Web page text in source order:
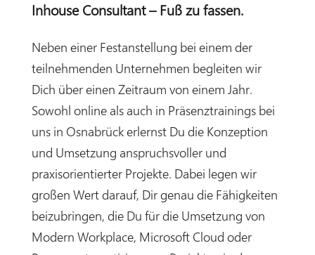
Inhouse Consultant – Fuß zu fassen.
Neben einer Festanstellung bei einem der
teilnehmenden Unternehmen begleiten wir
Dich über einen Zeitraum von einem Jahr.
Sowohl online als auch in Präsenztrainings bei
uns in Osnabrück erlernst Du die Konzeption
und Umsetzung anspruchsvoller und
praxisorientierter Projekte. Dabei legen wir
großen Wert darauf, Dir genau die Fähigkeiten
beizubringen, die Du für die Umsetzung von
Modern Workplace, Microsoft Cloud oder